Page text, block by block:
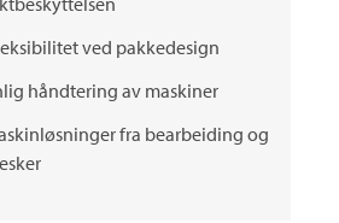
ved pakkedesign
håndtering av maskiner
fra bearbeiding og